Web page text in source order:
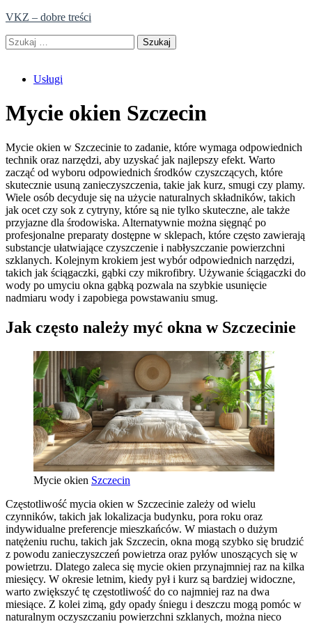
Skip
content
VKZ – dobre treści
Szukaj:
Usługi
Mycie okien Szczecin
Mycie okien w Szczecinie to zadanie, które wymaga odpowiednich
technik oraz narzędzi, aby uzyskać jak najlepszy efekt. Warto
zacząć od wyboru odpowiednich środków czyszczących, które
skutecznie usuną zanieczyszczenia, takie jak kurz, smugi czy plamy.
Wiele osób decyduje się na użycie naturalnych składników, takich
jak ocet czy sok z cytryny, które są nie tylko skuteczne, ale także
przyjazne dla środowiska. Alternatywnie można sięgnąć po
profesjonalne preparaty dostępne w sklepach, które często zawierają
substancje ułatwiające czyszczenie i nabłyszczanie powierzchni
szklanych. Kolejnym krokiem jest wybór odpowiednich narzędzi,
takich jak ściągaczki, gąbki czy mikrofibry. Używanie ściągaczki do
wody po umyciu okna gąbką pozwala na szybkie usunięcie
nadmiaru wody i zapobiega powstawaniu smug.
Jak często należy myć okna w Szczecinie
Mycie okien Szczecin
Częstotliwość mycia okien w Szczecinie zależy od wielu
czynników, takich jak lokalizacja budynku, pora roku oraz
indywidualne preferencje mieszkańców. W miastach o dużym
natężeniu ruchu, takich jak Szczecin, okna mogą szybko się brudzić
z powodu zanieczyszczeń powietrza oraz pyłów unoszących się w
powietrzu. Dlatego zaleca się mycie okien przynajmniej raz na kilka
miesięcy. W okresie letnim, kiedy pył i kurz są bardziej widoczne,
warto zwiększyć tę częstotliwość do co najmniej raz na dwa
miesiące. Z kolei zimą, gdy opady śniegu i deszczu mogą pomóc w
naturalnym oczyszczaniu powierzchni szklanych, można nieco